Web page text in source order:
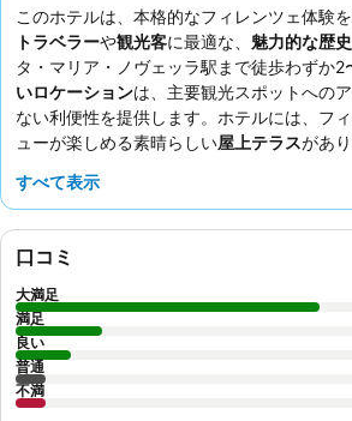
このホテルは、本格的なフィレンツェ体験
トラベラーや観光客に最適な、 魅力的な歴
タ・マリア・ノヴェッラ駅まで徒歩わずか2
いロケーションは、主要観光スポットへの
ない利便性を提供します。ホテルには、フ
ューが楽しめる素晴らしい屋上テラスがあ
かでプロフェッショナルなスタッフ
すべて表示
口コミ
大満足
満足
良い
普通
不満